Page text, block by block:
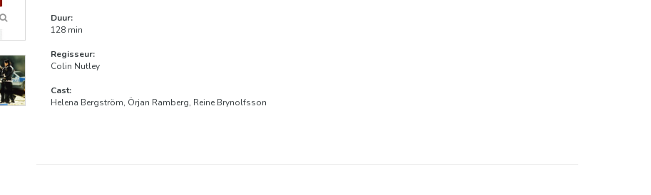
Duur:
128 min
Regisseur:
Colin Nutley
Cast:
Helena Bergström, Örjan Ramberg, Reine Brynolfsson